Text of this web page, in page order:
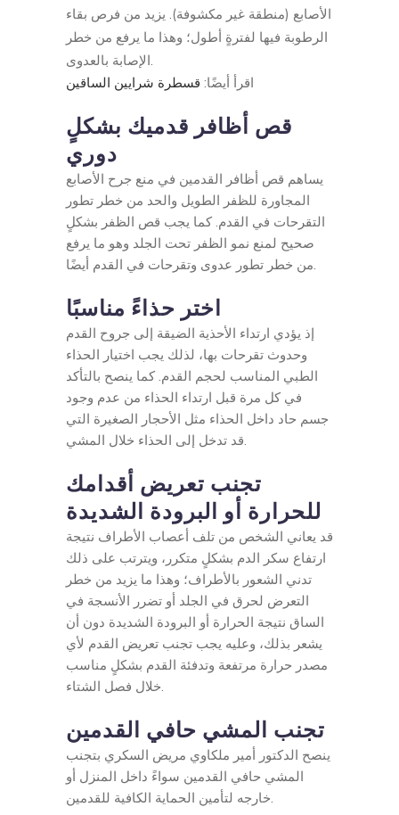
الأصابع (منطقة غير مكشوفة). يزيد من فرص بقاء
الرطوبة فيها لفترةٍ أطول؛ وهذا ما يرفع من خطر
الإصابة بالعدوى.
اقرأ أيضًا: قسطرة شرايين الساقين
قص أظافر قدميك بشكلٍ
دوري
يساهم قص أظافر القدمين في منع جرح الأصابع
المجاورة للظفر الطويل والحد من خطر تطور
التقرحات في القدم. كما يجب قص الظفر بشكلٍ
صحيح لمنع نمو الظفر تحت الجلد وهو ما يرفع
من خطر تطور عدوى وتقرحات في القدم أيضًا.
اختر حذاءً مناسبًا
إذ يؤدي ارتداء الأحذية الضيقة إلى جروح القدم
وحدوث تقرحات بها، لذلك يجب اختيار الحذاء
الطبي المناسب لحجم القدم. كما ينصح بالتأكد
في كل مرة قبل ارتداء الحذاء من عدم وجود
جسم حاد داخل الحذاء مثل الأحجار الصغيرة التي
قد تدخل إلى الحذاء خلال المشي.
تجنب تعريض أقدامك
للحرارة أو البرودة الشديدة
قد يعاني الشخص من تلف أعصاب الأطراف نتيجة
ارتفاع سكر الدم بشكلٍ متكرر، ويترتب على ذلك
تدني الشعور بالأطراف؛ وهذا ما يزيد من خطر
التعرض لحرق في الجلد أو تضرر الأنسجة في
الساق نتيجة الحرارة أو البرودة الشديدة دون أن
يشعر بذلك، وعليه يجب تجنب تعريض القدم لأي
مصدر حرارة مرتفعة وتدفئة القدم بشكلٍ مناسب
خلال فصل الشتاء.
تجنب المشي حافي القدمين
ينصح الدكتور أمير ملكاوي مريض السكري بتجنب
المشي حافي القدمين سواءً داخل المنزل أو
خارجه لتأمين الحماية الكافية للقدمين.